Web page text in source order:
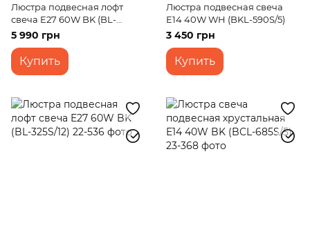
Люстра подвесная лофт
свеча E27 60W BK (BL-
324S/8)
5 990 грн
Купить
Люстра подвесная свеча
E14 40W WH (BKL-590S/5)
3 450 грн
Купить